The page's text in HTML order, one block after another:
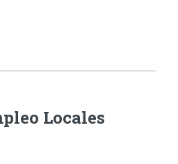
Locales